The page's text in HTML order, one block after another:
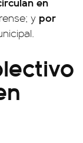
y por